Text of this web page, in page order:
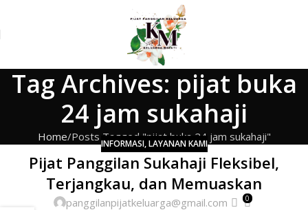
Tag Archives: pijat buka
24 jam sukahaji
Home Posts Tagged "pijat buka 24 jam sukahaji"
INFORMASI,LAYANAN KAMI
Pijat Panggilan Sukahaji Fleksibel,
Terjangkau, dan Memuaskan
panggilanpijatkeluarga@gmail.com 0